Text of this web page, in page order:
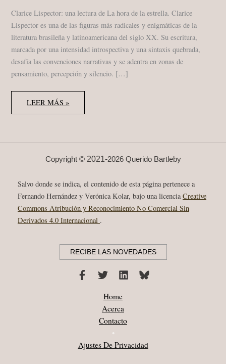
Clarice Lispector: una lectura de La hora de la estrella. Clarice
Lispector es una de las figuras más radicales y enigmáticas de la
literatura brasileña y latinoamericana del siglo XX. Su escritura,
marcada por una intensidad introspectiva y una sintaxis quebrada,
desafía las convenciones narrativas y se adentra en zonas de
pensamiento, percepción y silencio. […]
CLARICE
LISPECTOR
“LA
ESTRELLA”
LEER MÁS »
Copyright © 2021-2026 Querido Bartleby
Salvo donde se indica, el contenido de esta página pertenece a
Fernando Hernández y Verónica Kolar, bajo una licencia Creative
Commons Atribución y Reconocimiento No Comercial Sin
Derivados 4.0 Internacional .
RECIBE LAS NOVEDADES
Home
Acerca
Contacto
•
Ajustes De Privacidad